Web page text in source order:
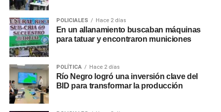
POLICIALES Hace 2 días
En un allanamiento buscaban máquinas
para tatuar y encontraron municiones
POLÍTICA Hace 2 días
Río Negro logró una inversión clave del
BID para transformar la producción